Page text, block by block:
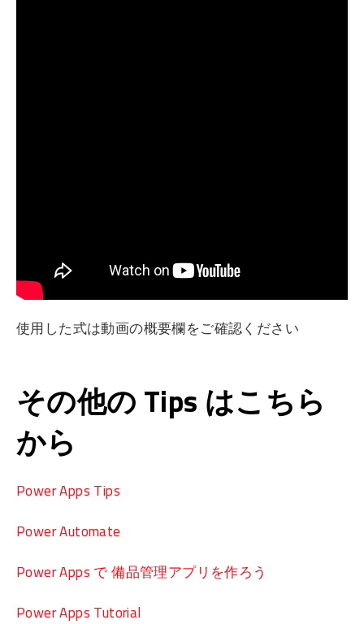
使用した式は動画の概要欄をご確認ください
その他の Tips はこちら
から
Power Apps Tips
Power Automate
Power Apps で 備品管理アプリを作ろう
Power Apps Tutorial